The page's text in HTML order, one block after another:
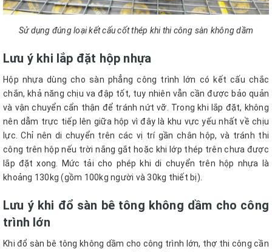
Sử dụng đúng loại kết cấu cốt thép khi thi công sàn không dầm
Lưu ý khi lắp đặt hộp nhựa
Hộp nhựa dùng cho sàn phẳng công trình lớn có kết cấu chắc
chắn, khả năng chịu va đập tốt, tuy nhiên vẫn cần được bảo quản
và vận chuyển cẩn thận để tránh nứt vỡ. Trong khi lắp đặt, không
nên dẫm trực tiếp lên giữa hộp vì đây là khu vực yếu nhất về chịu
lực. Chỉ nên di chuyển trên các vị trí gần chân hộp, và tránh thi
công trên hộp nếu trời nắng gắt hoặc khi lớp thép trên chưa được
lắp đặt xong. Mức tải cho phép khi di chuyển trên hộp nhựa là
khoảng 130kg (gồm 100kg người và 30kg thiết bị).
Lưu ý khi đổ sàn bê tông không dầm cho công
trình lớn
Khi đổ sàn bê tông không dầm cho công trình lớn, thợ thi công cần